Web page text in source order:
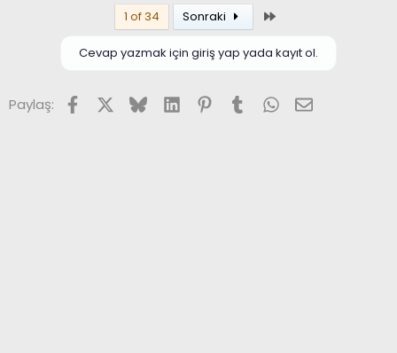
1 of 34 Sonraki
Cevap yazmak için giriş yap yada kayıt ol.
Paylaş: FacebookX (Twitter)
BlueskyLinkedInPinterest
TumblrWhatsApp
E-posta